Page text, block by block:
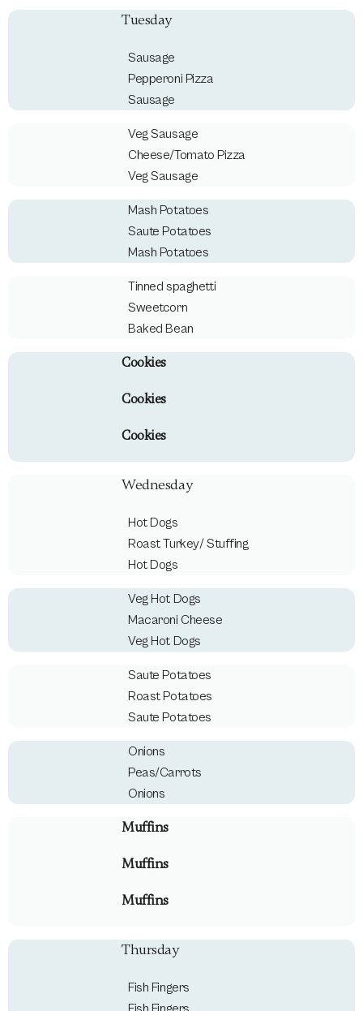
Tuesday
Sausage
Pepperoni Pizza
Sausage
Veg Sausage
Cheese/Tomato Pizza
Veg Sausage
Mash Potatoes
Saute Potatoes
Mash Potatoes
Tinned spaghetti
Sweetcorn
Baked Bean
Cookies
Cookies
Cookies
Wednesday
Hot Dogs
Roast Turkey/ Stuffing
Hot Dogs
Veg Hot Dogs
Macaroni Cheese
Veg Hot Dogs
Saute Potatoes
Roast Potatoes
Saute Potatoes
Onions
Peas/Carrots
Onions
Muffins
Muffins
Muffins
Thursday
Fish Fingers